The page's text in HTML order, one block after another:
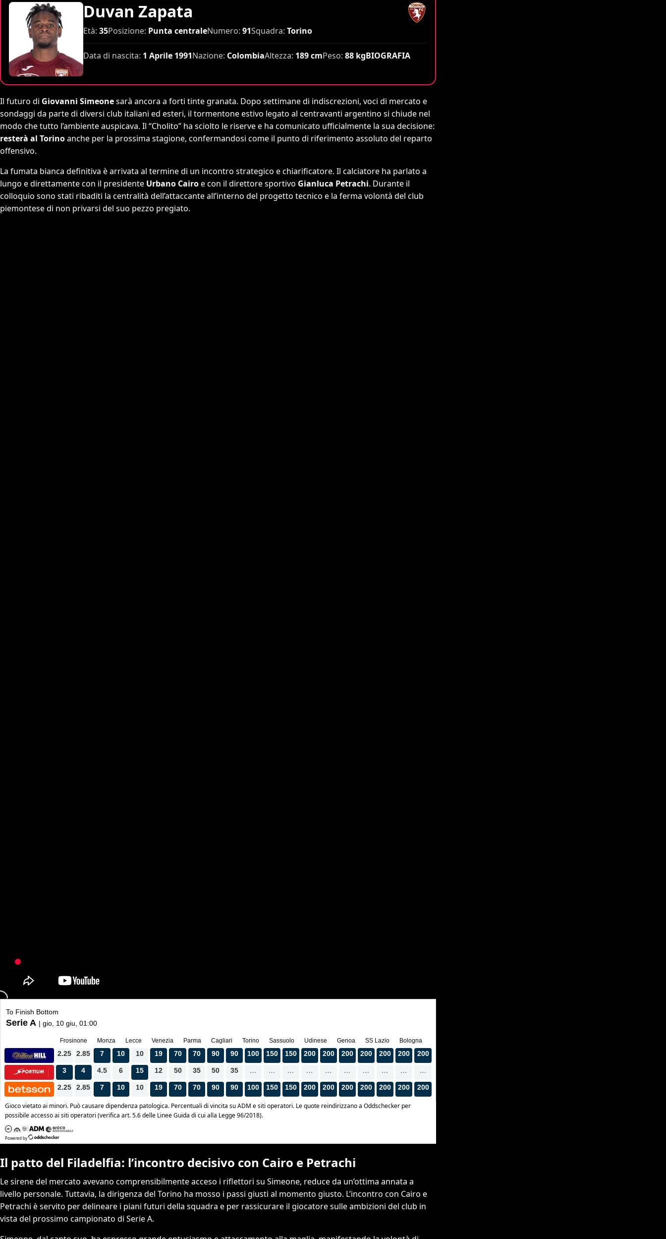
Duvan Zapata
Età: 35Posizione: Punta centraleNumero: 91Squadra: Torino
Data di nascita: 1 Aprile 1991Nazione: ColombiaAltezza: 189 cmPeso: 88 kgBIOGRAFIA
Il futuro di Giovanni Simeonesarà ancora a forti tinte granata. Dopo settimane di indiscrezioni, voci di mercato e
sondaggi da parte di diversi club italiani ed esteri, il tormentone estivo legato al centravanti argentino si chiude nel
modo che tutto l’ambiente auspicava. Il “Cholito” ha sciolto le riserve e ha comunicato ufficialmente la sua decisione:
resterà al Torinoanche per la prossima stagione, confermandosi come il punto di riferimento assoluto del reparto
offensivo.
La fumata bianca definitiva è arrivata al termine di un incontro strategico e chiarificatore. Il calciatore ha parlato a
lungo e direttamente con il presidente Urbano Cairoe con il direttore sportivo Gianluca Petrachi. Durante il
colloquio sono stati ribaditi la centralità dell’attaccante all’interno del progetto tecnico e la ferma volontà del club
piemontese di non privarsi del suo pezzo pregiato.
Il patto del Filadelfia: l’incontro decisivo con Cairo e Petrachi
Le sirene del mercato avevano comprensibilmente acceso i riflettori su Simeone, reduce da un’ottima annata a
livello personale. Tuttavia, la dirigenza del Torino ha mosso i passi giusti al momento giusto. L’incontro con Cairo e
Petrachi è servito per delineare i piani futuri della squadra e per rassicurare il giocatore sulle ambizioni del club in
vista del prossimo campionato di Serie A.